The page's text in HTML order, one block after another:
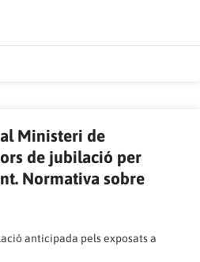
al Ministeri de
de jubilació per
Normativa sobre
anticipada pels exposats a